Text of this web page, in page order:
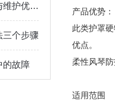
小巨人钢板防护罩的清洁与维护优势概述
三个步骤
的故障
产品优势：
此类护罩
优点。
柔性风琴
适用范围